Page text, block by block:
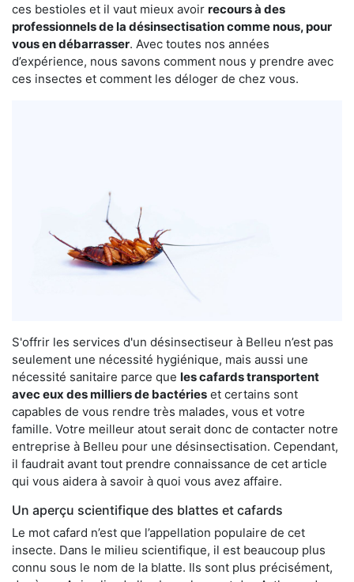
ces bestioles et il vaut mieux avoir recours à des
professionnels de la désinsectisation comme nous, pour
vous en débarrasser. Avec toutes nos années
d’expérience, nous savons comment nous y prendre avec
ces insectes et comment les déloger de chez vous.
S'offrir les services d'un désinsectiseur à Belleu n’est pas
seulement une nécessité hygiénique, mais aussi une
nécessité sanitaire parce que les cafards transportent
avec eux des milliers de bactéries et certains sont
capables de vous rendre très malades, vous et votre
famille. Votre meilleur atout serait donc de contacter notre
entreprise à Belleu pour une désinsectisation. Cependant,
il faudrait avant tout prendre connaissance de cet article
qui vous aidera à savoir à quoi vous avez affaire.
Un aperçu scientifique des blattes et cafards
Le mot cafard n’est que l’appellation populaire de cet
insecte. Dans le milieu scientifique, il est beaucoup plus
connu sous le nom de la blatte. Ils sont plus précisément,